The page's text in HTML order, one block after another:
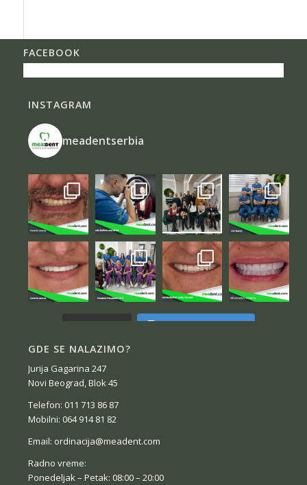
FACEBOOK
INSTAGRAM
meadentserbia
Follow on Instagram
GDE SE NALAZIMO?
Jurija Gagarina 247
Novi Beograd, Blok 45
Telefon: 011 713 86 87
Mobilni: 064 914 81 82
Email: ordinacija@meadent.com
Radno vreme:
Ponedeljak – Petak: 08:00 – 20:00